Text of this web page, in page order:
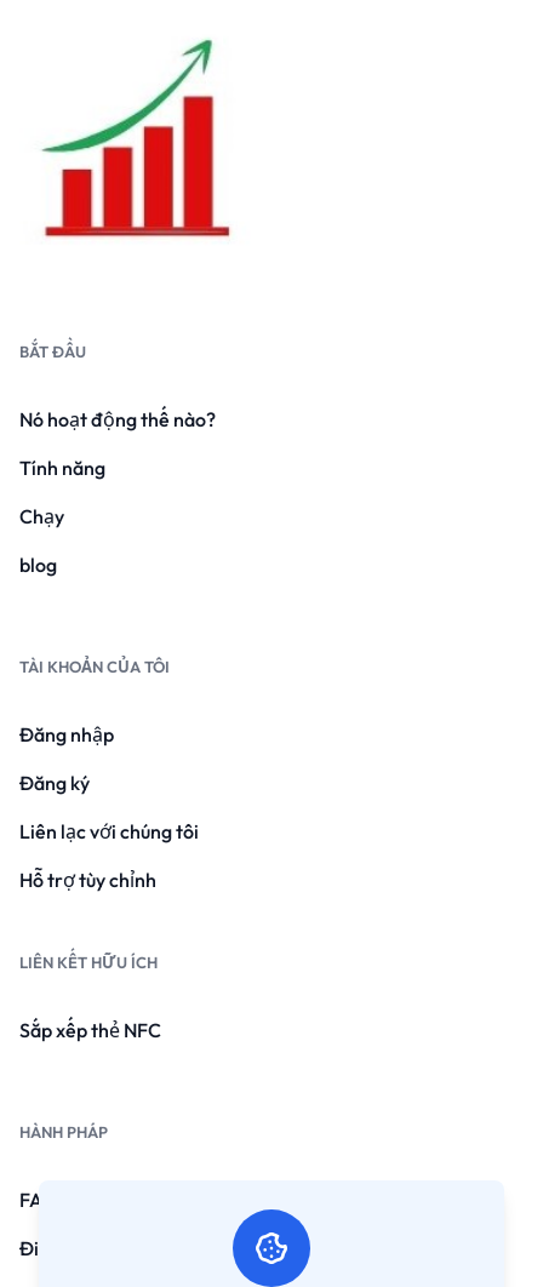
BẮT ĐẦU
Nó hoạt động thế nào?
Tính năng
Chạy
blog
TÀI KHOẢN CỦA TÔI
Đăng nhập
Đăng ký
Liên lạc với chúng tôi
Hỗ trợ tùy chỉnh
LIÊN KẾT HỮU ÍCH
Sắp xếp thẻ NFC
HÀNH PHÁP
FAQs
Điều kiện và điều kiện